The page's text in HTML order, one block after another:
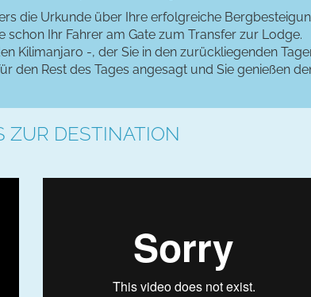
die Urkunde über Ihre erfolgreiche
Ihr Fahrer am Gate zum Transfer zur Lodge.
Kilimanjaro -, der Sie in den zurückliegenden
den Rest des Tages angesagt und Sie genießen
ZUR DESTINATION